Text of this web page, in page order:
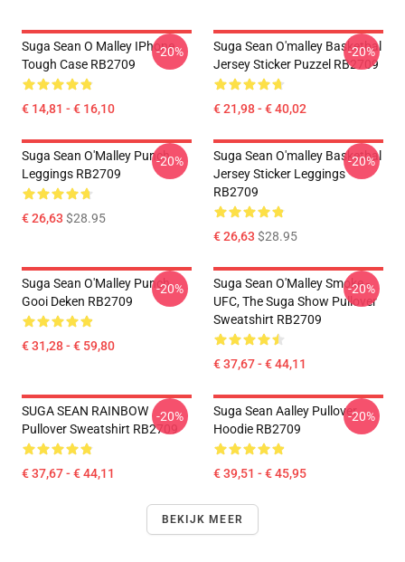
Suga Sean O Malley IPhone
Tough Case RB2709
€ 14,81 - € 16,10
-20%
Suga Sean O'malley Basketbal
Jersey Sticker Puzzel RB2709
€ 21,98 - € 40,02
-20%
Suga Sean O'Malley Punch
Leggings RB2709
€ 26,63 $28.95
-20%
Suga Sean O'malley Basketbal
Jersey Sticker Leggings
RB2709
€ 26,63 $28.95
-20%
Suga Sean O'Malley Punch
Gooi Deken RB2709
€ 31,28 - € 59,80
-20%
Suga Sean O'Malley Smoke -
UFC, The Suga Show Pullover
Sweatshirt RB2709
€ 37,67 - € 44,11
-20%
SUGA SEAN RAINBOW
Pullover Sweatshirt RB2709
€ 37,67 - € 44,11
-20%
Suga Sean Aalley Pullover
Hoodie RB2709
€ 39,51 - € 45,95
-20%
BEKIJK MEER